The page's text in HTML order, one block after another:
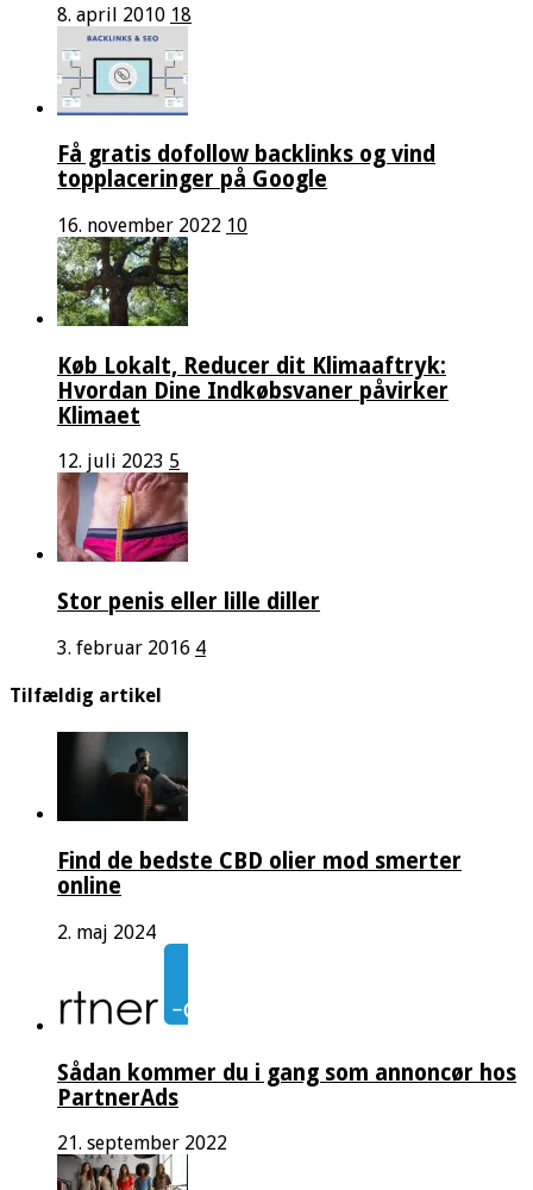
8. april 2010 18
Få gratis dofollow backlinks og vind
topplaceringer på Google
16. november 2022 10
Køb Lokalt, Reducer dit Klimaaftryk:
Hvordan Dine Indkøbsvaner påvirker
Klimaet
12. juli 2023 5
Stor penis eller lille diller
3. februar 2016 4
Tilfældig artikel
Find de bedste CBD olier mod smerter
online
2. maj 2024
Sådan kommer du i gang som annoncør hos
PartnerAds
21. september 2022